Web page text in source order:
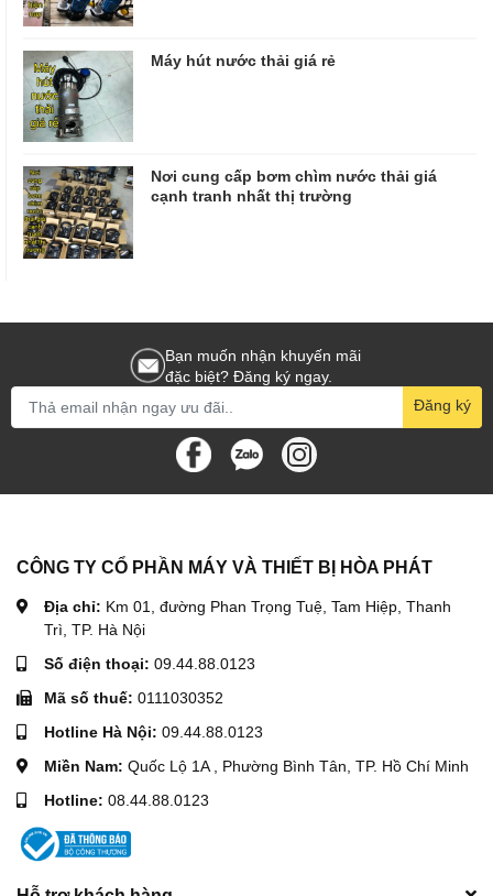
Máy hút nước thải giá rẻ
Nơi cung cấp bơm chìm nước thải giá
cạnh tranh nhất thị trường
Bạn muốn nhận khuyến mãi
đặc biệt? Đăng ký ngay.
Đăng ký
CÔNG TY CỔ PHẦN MÁY VÀ THIẾT BỊ HÒA PHÁT
Địa chỉ: Km 01, đường Phan Trọng Tuệ, Tam Hiệp, Thanh
Trì, TP. Hà Nội
Số điện thoại: 09.44.88.0123
Mã số thuế: 0111030352
Hotline Hà Nội: 09.44.88.0123
Miền Nam: Quốc Lộ 1A , Phường Bình Tân, TP. Hồ Chí Minh
Hotline: 08.44.88.0123